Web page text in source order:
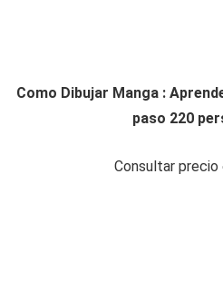
Como Dibujar Manga :
paso 220
Consultar precio